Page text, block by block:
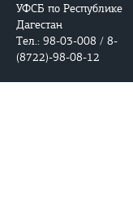
УФСБ по Республике
Дагестан
Тел.: 98-03-008 / 8-
(8722)-98-08-12